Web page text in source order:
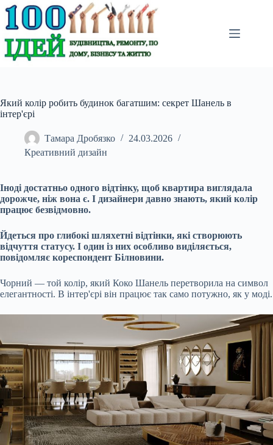
Перейти
до
вмісту
Який колір робить будинок багатшим: секрет Шанель в
інтер'єрі
Тамара Дробязко
24.03.2026
Креативний дизайн
Іноді достатньо одного відтінку, щоб квартира виглядала
дорожче, ніж вона є. І дизайнери давно знають, який колір
працює безвідмовно.
Йдеться про глибокі шляхетні відтінки, які створюють
відчуття статусу. І один із них особливо виділяється,
повідомляє кореспондент Білновини.
Чорний — той колір, який Коко Шанель перетворила на символ
елегантності. В інтер'єрі він працює так само потужно, як у моді.